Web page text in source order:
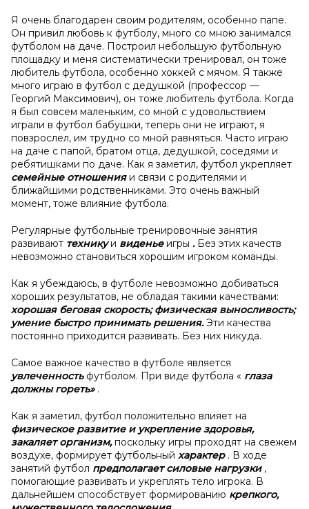
Я очень благодарен своим родителям, особенно папе.
Он привил любовь к футболу, много со мною занимался
футболом на даче. Построил небольшую футбольную
площадку и меня систематически тренировал, он тоже
любитель футбола, особенно хоккей с мячом. Я также
много играю в футбол с дедушкой (профессор —
Георгий Максимович), он тоже любитель футбола. Когда
я был совсем маленьким, со мной с удовольствием
играли в футбол бабушки, теперь они не играют, я
повзрослел, им трудно со мной равняться. Часто играю
на даче с папой, братом отца, дедушкой, соседями и
ребятишками по даче. Как я заметил, футбол укрепляет
семейные отношенияи связи с родителями и
ближайшими родственниками. Это очень важный
момент, тоже влияние футбола.
Регулярные футбольные тренировочные занятия
развивают техникуи виденьеигры . Без этих качеств
невозможно становиться хорошим игроком команды.
Как я убеждаюсь, в футболе невозможно добиваться
хороших результатов, не обладая такими качествами:
хорошая беговая скорость; физическая выносливость;
умение быстро принимать решения.Эти качества
постоянно приходится развивать. Без них никуда.
Самое важное качество в футболе является
увлеченность футболом. При виде футбола « глаза
должны гореть» .
Как я заметил, футбол положительно влияет на
физическое развитие и укрепление здоровья,
закаляет организм,поскольку игры проходят на свежем
воздухе, формирует футбольный характер . В ходе
занятий футбол предполагает силовые нагрузки ,
помогающие развивать и укреплять тело игрока. В
дальнейшем способствует формированию крепкого,